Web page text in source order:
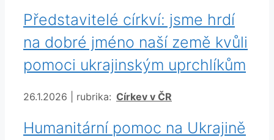
Představitelé církví: jsme hrdí
na dobré jméno naší země kvůli
pomoci ukrajinským uprchlíkům
26.1.2026 rubrika: Rubriky
Církev v ČR
Humanitární pomoc na Ukrajině